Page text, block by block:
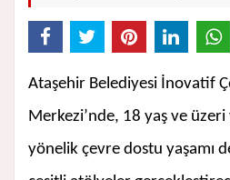
Ataşehir Belediyesi İnovatif
Merkezi’nde, 18 yaş ve
yönelik çevre dostu yaşamı